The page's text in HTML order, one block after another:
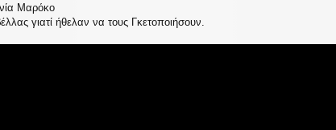
Μαρόκο
γιατί ήθελαν να τους Γκετοποιήσουν.